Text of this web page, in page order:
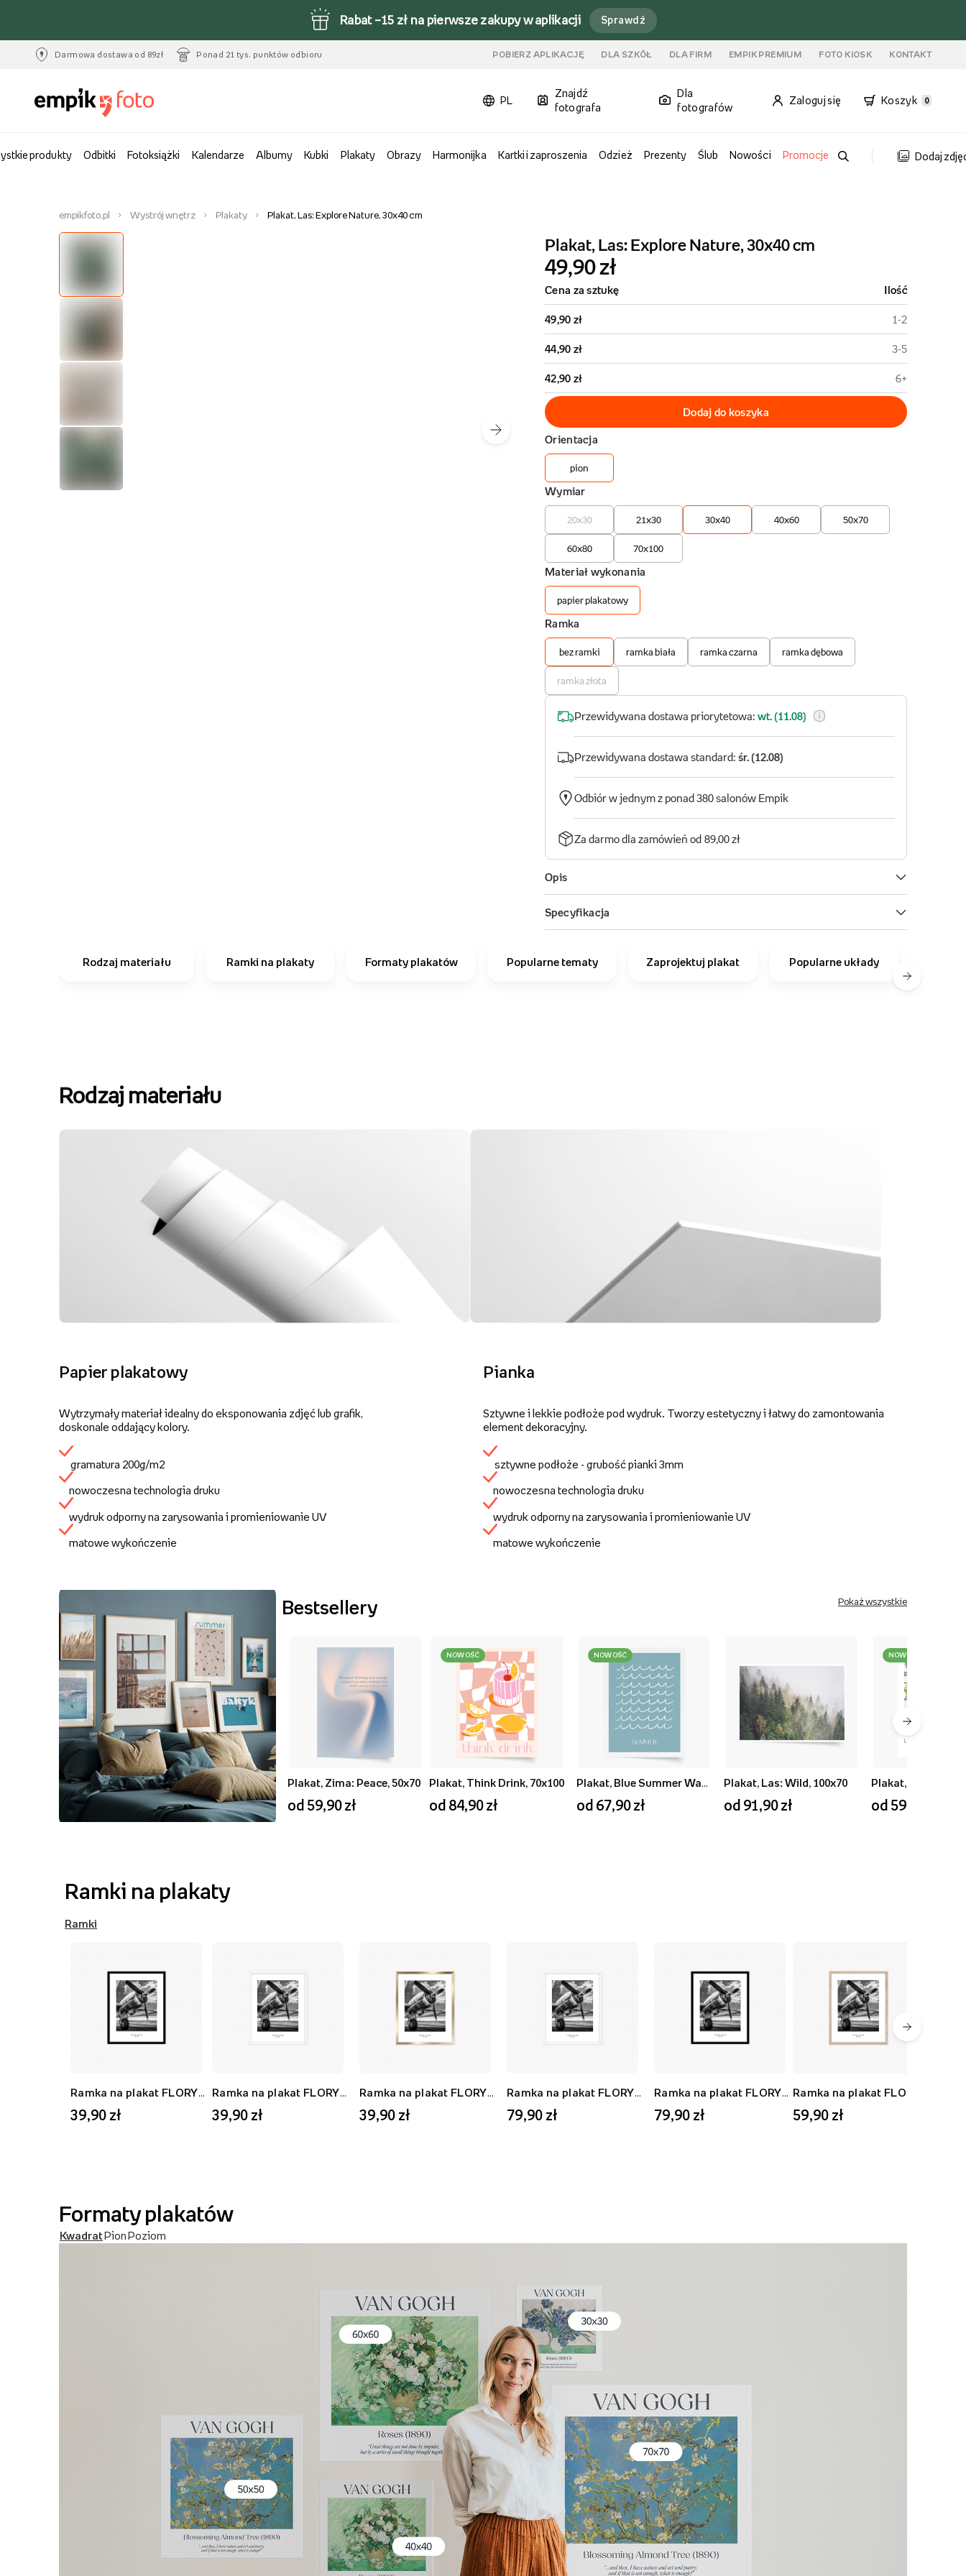
Rabat –15 zł na pierwsze zakupy w aplikacji Sprawdź
Darmowa dostawa od 89zł Ponad 21 tys. punktów odbioru POBIERZ APLIKACJĘ DLA SZKÓŁ DLA FIRM EMPIK PREMIUM FOTO KIOSK KONTAKT
PL
Znajdź
fotografa
Dla
fotografów
Zaloguj się Koszyk 0
produkty Odbitki Fotoksiążki Kalendarze Albumy Kubki Plakaty Obrazy Harmonijka Kartki i zaproszenia Odzież Prezenty Ślub Nowości Promocje Dodaj
empikfoto.pl Wystrój wnętrz Plakaty Plakat, Las: Explore Nature, 30x40 cm
Rodzaj materiału Ramki na plakaty Formaty plakatów Popularne tematy Zaprojektuj plakat Popularne układy
Rodzaj materiału
Papier plakatowy
Wytrzymały materiał idealny do eksponowania zdjęć lub grafik,
doskonale oddający kolory.
gramatura 200g/m2
nowoczesna technologia druku
wydruk odporny na zarysowania i promieniowanie UV
matowe wykończenie
Pianka
Sztywne i lekkie podłoże pod wydruk. Tworzy estetyczny i łatwy do zamontowania
element dekoracyjny.
sztywne podłoże - grubość pianki 3mm
nowoczesna technologia druku
wydruk odporny na zarysowania i promieniowanie UV
matowe wykończenie
Bestsellery Pokaż wszystkie
Plakat, Zima: Peace, 50x70
od 59,90 zł
NOWOŚĆ
Plakat, Think Drink, 70x100
od 84,90 zł
NOWOŚĆ
od 67,90 zł
Plakat, Las: Wild, 100x70
od 91,90 zł
NOWOŚĆ
od 59,90 zł
Ramki na plakaty
Ramki
39,90 zł 39,90 zł 39,90 zł 79,90 zł 79,90 zł 59,90 zł
Formaty plakatów
KwadratPionPoziom